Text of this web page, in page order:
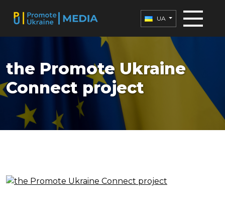
UA
the Promote Ukraine
Connect project